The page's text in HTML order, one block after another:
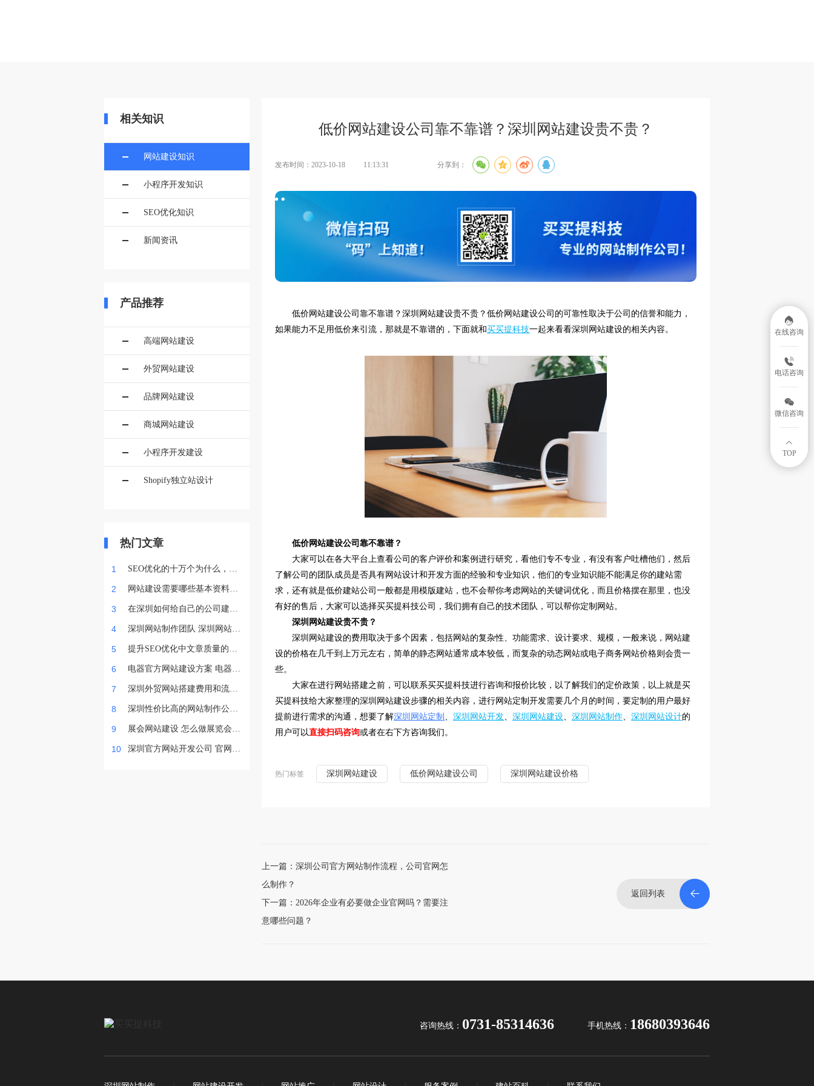
相关知识
网站建设知识
小程序开发知识
SEO优化知识
新闻资讯
产品推荐
高端网站建设
外贸网站建设
品牌网站建设
商城网站建设
小程序开发建设
Shopify独立站设计
热门文章
1
SEO优化的十万个为什么，问
2
网站建设需要哪些基本资料？
3
在深圳如何给自己的公司建网
4
深圳网站制作团队 深圳网站如
5
提升SEO优化中文章质量的几
6
电器官方网站建设方案 电器商
7
深圳外贸网站搭建费用和流
8
深圳性价比高的网站制作公司
9
展会网站建设 怎么做展览会公
10
深圳官方网站开发公司 官网设
低价网站建设公司靠不靠谱？深圳网站建设贵不贵？
发布时间：2023-10-18 11:13:31 分享到：
低价网站建设公司靠不靠谱？深圳网站建设贵不贵？低价网站建设公司的可靠性取决于公司的信誉和能力，
如果能力不足用低价来引流，那就是不靠谱的，下面就和买买提科技一起来看看深圳网站建设的相关内容。
低价网站建设公司靠不靠谱？
大家可以在各大平台上查看公司的客户评价和案例进行研究 ，看他们专不专业，有没有客户吐槽他们，然后
了解公司的团队成员是否具有网站设计和开发方面的经验和专业知识 ，他们 的专业知识能不能满足你的建站需
求，还有就是低价建站公司一般都是用模版建站，也不会帮你考虑网站的关键词优化，而且价格摆在那里，也没
有好的售后，大家可以选择买买提科技公司，我们拥有自己的技术团队，可以帮你定制网站。
深圳网站建设贵不贵？
深圳网站建设的费用取决于多个因素，包括网站的复杂性、功能需求、设计要求、规模，一般来说，网站建
设的价格在几千到上万元左右，简单的静态网站通常成本较低，而复杂的动态网站或电子商务网站价格则会贵一
些。
大家在进行网站搭建之前，可以联系买买提科技进行咨询和报价比较，以了解我们的定价政策，以上就是买
买提科技给大家整理的深圳网站建设步骤的相关内容，进行网站定制开发需要几个月的时间，要定制的用户最好
提前进行需求的沟通，想要了解深圳网站定制 、深圳网站开发、深圳网站建设、深圳网站制作、深圳网站设计的
用户可以直接扫码咨询或者在右下方咨询我们。
热门标签 深圳网站建设 低价网站建设公司 深圳网站建设价格
上一篇：深圳公司官方网站制作流程，公司官网怎
么制作？
下一篇：2026年企业有必要做企业官网吗？需要注
意哪些问题？
返回列表
在线咨询
电话咨询
微信咨询
TOP
咨询热线： 0731-85314636 手机热线： 18680393646